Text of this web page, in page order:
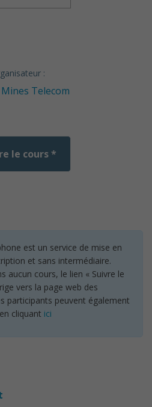
:
Telecom
le cours *
est un service de mise en
et sans intermédiaire.
aucun cours, le lien « Suivre le
vers la page web des
participants peuvent également
cliquant ici